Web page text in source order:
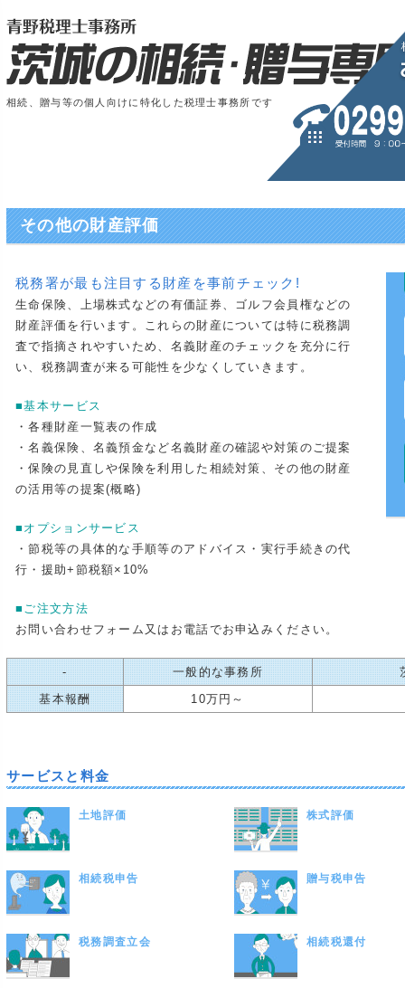
相続、贈与等の個人向けに特化した税理士事務所です
その他の財産評価
税務署が最も注目する財産を事前チェック!
生命保険、上場株式などの有価証券、ゴルフ会員権などの
財産評価を行います。これらの財産については特に税務調
査で指摘されやすいため、名義財産のチェックを充分に行
い、税務調査が来る可能性を少なくしていきます。
■基本サービス
・各種財産一覧表の作成
・名義保険、名義預金など名義財産の確認や対策のご提案
・保険の見直しや保険を利用した相続対策、その他の財産
の活用等の提案(概略)
■オプションサービス
・節税等の具体的な手順等のアドバイス・実行手続きの代
行・援助+節税額×10%
■ご注文方法
お問い合わせフォーム又はお電話でお申込みください。
- 一般的な事務所
基本報酬
10万円～
サービスと料金
土地評価 株式評価
相続税申告 贈与税申告
税務調査立会 相続税還付